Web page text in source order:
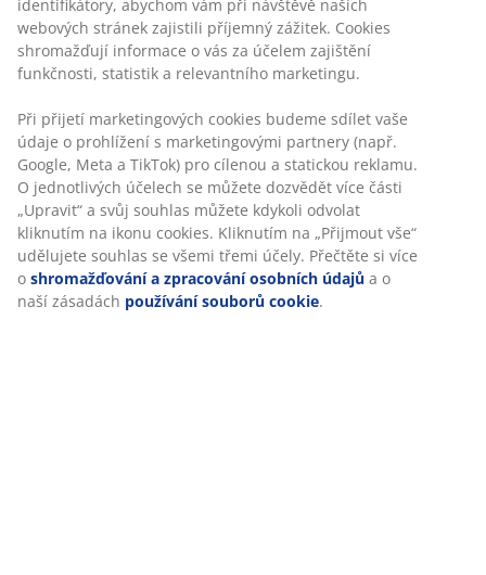
identifikátory, abychom vám při návštěvě našich
webových stránek zajistili příjemný zážitek. Cookies
shromažďují informace o vás za účelem zajištění
funkčnosti, statistik a relevantního marketingu.
Při přijetí marketingových cookies budeme sdílet vaše
údaje o prohlížení s marketingovými partnery (např.
Google, Meta a TikTok) pro cílenou a statickou reklamu.
O jednotlivých účelech se můžete dozvědět více části
„Upravit“ a svůj souhlas můžete kdykoli odvolat
kliknutím na ikonu cookies. Kliknutím na „Přijmout vše“
udělujete souhlas se všemi třemi účely. Přečtěte si více
o shromažďování a zpracování osobních údajů a o
naší zásadách používání souborů cookie.